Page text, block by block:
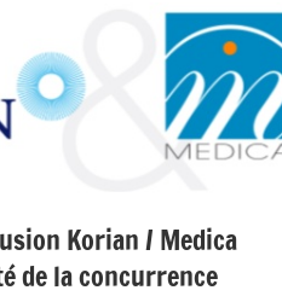
Korian / Medica
de la concurrence